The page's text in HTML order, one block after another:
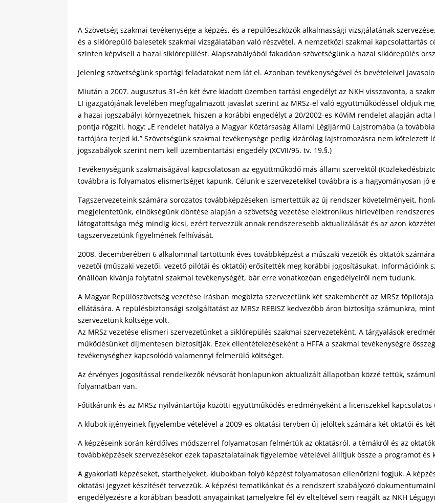
A Szövetség szakmai tevékenysége a képzés, és a repülőeszközök alkalmassági vizsgálatának
és a siklórepülő balesetek szakmai vizsgálatában való részvétel. A nemzetközi szakmai kapcsolattartás
szinten képviseli a hazai siklórepülést. Alapszabályából fakadóan szövetségünk a hazai siklórepülés
Jelenleg szövetségünk sportági feladatokat nem lát el. Azonban tevékenységével és bevételeivel
Miután a 2007. augusztus 31-én két évre kiadott üzemben tartási engedélyt az NKH visszavonta, a
LI igazgatójának levelében megfogalmazott javaslat szerint az MRSz-el való együttműködéssel oldjuk
a hazai jogszabályi környezetnek, hiszen a korábbi engedélyt a 20/2002-es KöViM rendelet alapján
pontja rögzíti, hogy: „E rendelet hatálya a Magyar Köztársaság Állami Légijármű Lajstromába (a
tartójára terjed ki.” Szövetségünk szakmai tevékenysége pedig kizárólag lajstromozásra nem kötelezett
jogszabályok szerint nem kell üzembentartási engedély (XCVII/95. tv. 19.§.)
Tevékenységünk szakmaiságával kapcsolatosan az együttműködő más állami szervektől
továbbra is folyamatos elismertséget kapunk. Célunk e szervezetekkel továbbra is a hagyományosan jó
Tagszervezeteink számára sorozatos továbbképzéseken ismertettük az új rendszer követelményeit,
megjelentetünk, elnökségünk döntése alapján a szövetség vezetése elektronikus hírlevélben
látogatottsága még mindig kicsi, ezért tervezzük annak rendszeresebb aktualizálását és az azon
tagszervezetünk figyelmének felhívását.
2008. decemberében 6 alkalommal tartottunk éves továbbképzést a műszaki vezetők és oktatók
vezetői (műszaki vezetői, vezető pilótái és oktatói) erősítették meg korábbi jogosításukat. Információink
önállóan kívánja folytatni szakmai tevékenységét, bár erre vonatkozóan engedélyeiről nem tudunk.
A Magyar Repülőszövetség vezetése írásban megbízta szervezetünk két szakemberét az MRSz
ellátására. A repülésbiztonsági szolgáltatást az MRSz REBISZ kedvezőbb áron biztosítja számunkra,
szervezetünk költsége volt.
Az MRSz vezetése elismeri szervezetünket a siklórepülés szakmai szervezeteként. A tárgyalások
működésünket díjmentesen biztosítják. Ezek ellentételezéseként a HFFA a szakmai tevékenységre
tevékenységhez kapcsolódó valamennyi felmerülő költséget.
Az érvényes jogosítással rendelkezők névsorát honlapunkon aktualizált állapotban közzé tettük,
folyamatban van.
Főtitkárunk és az MRSz nyilvántartója közötti együttműködés eredményeként a licenszekkel
A klubok igényeinek figyelembe vételével a 2009-es oktatási tervben új jelöltek számára két oktatói és
A képzéseink során kérdőíves módszerrel folyamatosan felmértük az oktatásról, a témákról és az
továbbképzések szervezésekor ezek tapasztalatainak figyelembe vételével állítjuk össze a programot és
A gyakorlati képzéseket, starthelyeket, klubokban folyó képzést folyamatosan ellenőrizni fogjuk. A
oktatási jegyzet készítését tervezzük. A képzési tematikánkat és a rendszert szabályozó
engedélyezésre a korábban beadott anyagainkat (amelyekre fél év elteltével sem reagált az NKH